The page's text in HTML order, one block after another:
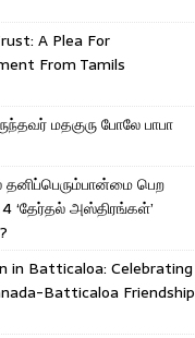
A Plea For
From Tamils
மதகுரு போலே பாபா
தனிப்பெரும்பான்மை பெற
‘தேர்தல் அஸ்திரங்கள்’
in Batticaloa: Celebrating
Batticaloa Friendship